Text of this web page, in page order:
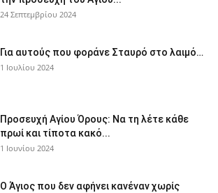
24 Σεπτεμβρίου 2024
Για αυτούς που φοράνε Σταυρό στο λαιμό…
1 Ιουλίου 2024
Προσευχή Αγίου Όρους: Να τη λέτε κάθε
πρωί και τίποτα κακό...
1 Ιουνίου 2024
Ο Άγιος που δεν αφήνει κανέναν χωρίς